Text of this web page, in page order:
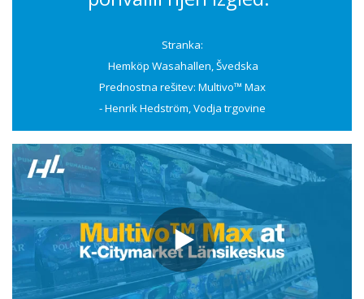
Stranka:
Hemköp Wasahallen, Švedska
Prednostna rešitev: Multivo™ Max
- Henrik Hedström, Vodja trgovine